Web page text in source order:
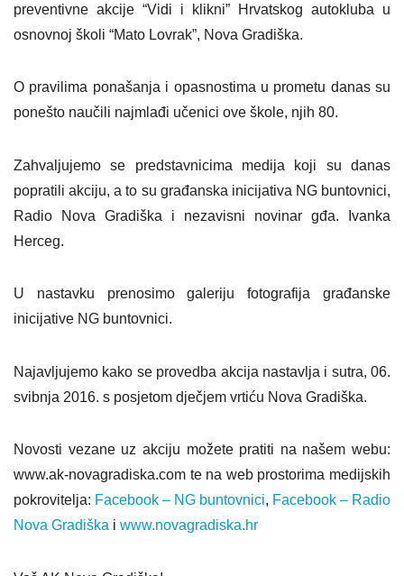
preventivne akcije “Vidi i klikni” Hrvatskog autokluba u
osnovnoj školi “Mato Lovrak”, Nova Gradiška.
O pravilima ponašanja i opasnostima u prometu danas su
ponešto naučili najmlađi učenici ove škole, njih 80.
Zahvaljujemo se predstavnicima medija koji su danas
popratili akciju, a to su građanska inicijativa NG buntovnici,
Radio Nova Gradiška i nezavisni novinar gđa. Ivanka
Herceg.
U nastavku prenosimo galeriju fotografija građanske
inicijative NG buntovnici.
Najavljujemo kako se provedba akcija nastavlja i sutra, 06.
svibnja 2016. s posjetom dječjem vrtiću Nova Gradiška.
Novosti vezane uz akciju možete pratiti na našem webu:
www.ak-novagradiska.com te na web prostorima medijskih
pokrovitelja: Facebook – NG buntovnici, Facebook – Radio
Nova Gradiška i www.novagradiska.hr